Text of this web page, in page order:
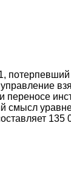
переносе
смысл
135